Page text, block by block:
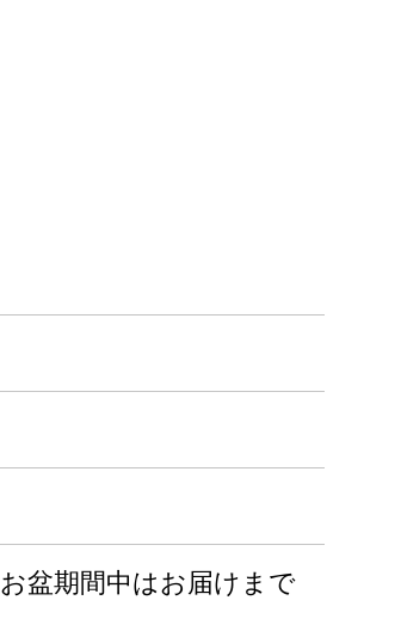
盆期間中はお届けまで